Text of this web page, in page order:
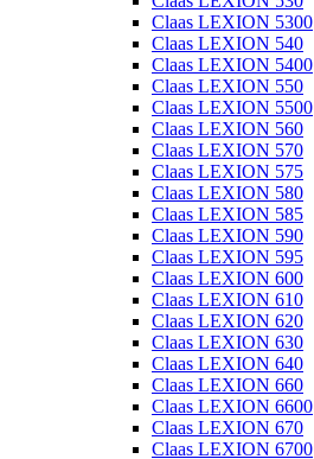
Claas LEXION 5300
Claas LEXION 540
Claas LEXION 5400
Claas LEXION 550
Claas LEXION 5500
Claas LEXION 560
Claas LEXION 570
Claas LEXION 575
Claas LEXION 580
Claas LEXION 585
Claas LEXION 590
Claas LEXION 595
Claas LEXION 600
Claas LEXION 610
Claas LEXION 620
Claas LEXION 630
Claas LEXION 640
Claas LEXION 660
Claas LEXION 6600
Claas LEXION 670
Claas LEXION 6700